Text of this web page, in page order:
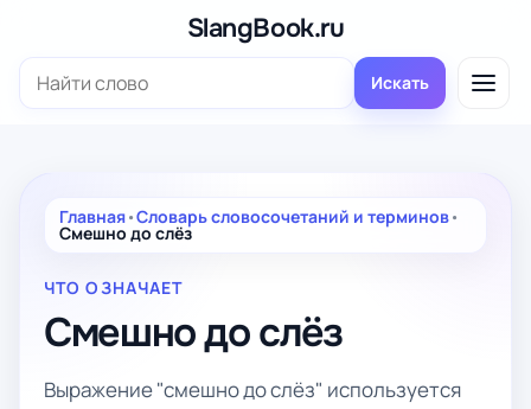
содержимому
SlangBook.ru
Поиск: Искать
Главная•Словарь словосочетаний и терминов•
Смешно до слёз
ЧТО ОЗНАЧАЕТ
Смешно до слёз
Выражение "смешно до слёз" используется